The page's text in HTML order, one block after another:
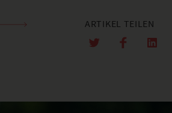
ARTIKEL TEILEN